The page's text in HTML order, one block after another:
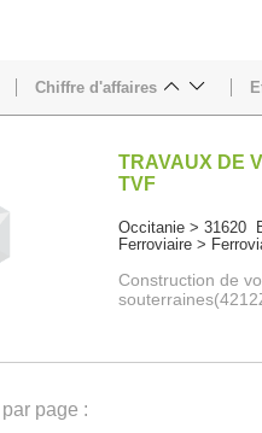
Chiffre d'affaires
TRAVAUX DE
TVF
Occitanie > 31620
Ferroviaire >
Construction de
page :